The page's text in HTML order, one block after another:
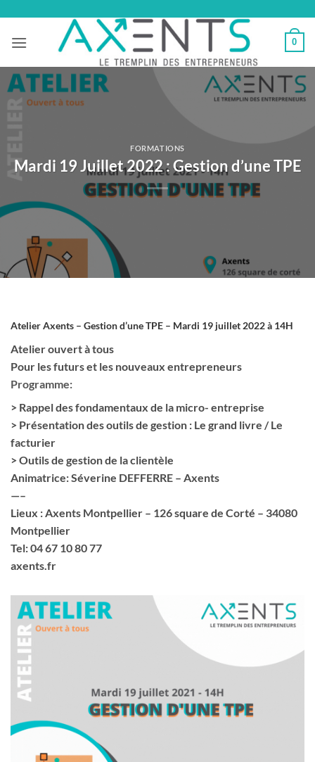
contenu
0
FORMATIONS
Mardi 19 Juillet 2022 : Gestion d’une TPE
Atelier Axents – Gestion d’une TPE – Mardi 19 juillet 2022 à 14H
Atelier ouvert à tous
Pour les futurs et les nouveaux entrepreneurs
Programme:
> Rappel des fondamentaux de la micro- entreprise
> Présentation des outils de gestion : Le grand livre / Le
facturier
> Outils de gestion de la clientèle
Animatrice: Séverine DEFFERRE – Axents
—–
Lieux : Axents Montpellier – 126 square de Corté – 34080
Montpellier
Tel:04 67 10 80 77
axents.fr